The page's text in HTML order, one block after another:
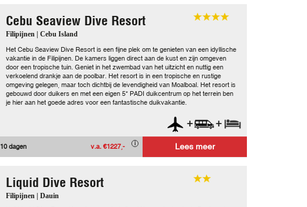
Cebu Seaview Dive Resort
Filipijnen | Cebu Island
Het Cebu Seaview Dive Resort is een fijne plek om te genieten van een idyllische
vakantie in de Filipijnen. De kamers liggen direct aan de kust en zijn omgeven
door een tropische tuin. Geniet in het zwembad van het uitzicht en nuttig een
verkoelend drankje aan de poolbar. Het resort is in een tropische en rustige
omgeving gelegen, maar toch dichtbij de levendigheid van Moalboal. Het resort is
gebouwd door duikers en met een eigen 5* PADI duikcentrum op het terrein ben
je hier aan het goede adres voor een fantastische duikvakantie.
+ +
10 dagen v.a. €1227,- Lees meer
Liquid Dive Resort
Filipijnen | Dauin